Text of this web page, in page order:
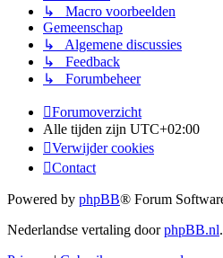
↳ Macro voorbeelden
Gemeenschap
↳ Algemene discussies
↳ Feedback
↳ Forumbeheer
Forumoverzicht
Alle tijden zijn UTC+02:00
Verwijder cookies
Contact
Powered by phpBB® Forum
Nederlandse vertaling doorphpBB.nl.